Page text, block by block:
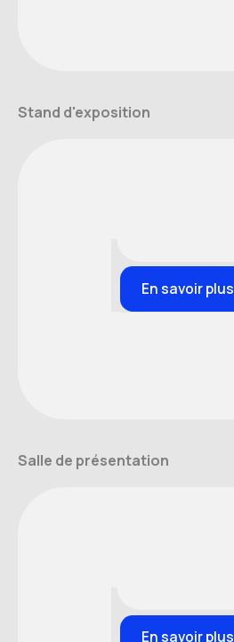
Stand d'exposition
En savoir plus
Salle de présentation
En savoir plus